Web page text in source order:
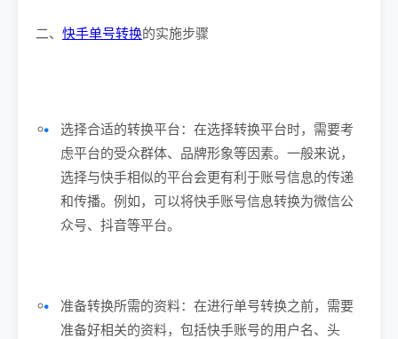
二、 快手单号转换的实施步骤
选择合适的转换平台：在选择转换平台时，需要考
虑平台的受众群体、品牌形象等因素。一般来说，
选择与快手相似的平台会更有利于账号信息的传递
和传播。例如，可以将快手账号信息转换为微信公
众号、抖音等平台。
准备转换所需的资料：在进行单号转换之前，需要
准备好相关的资料，包括快手账号的用户名、头